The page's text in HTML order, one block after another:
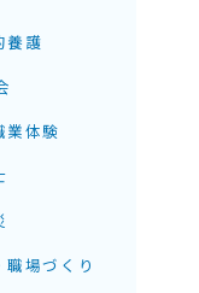
養護
業体験
場づくり